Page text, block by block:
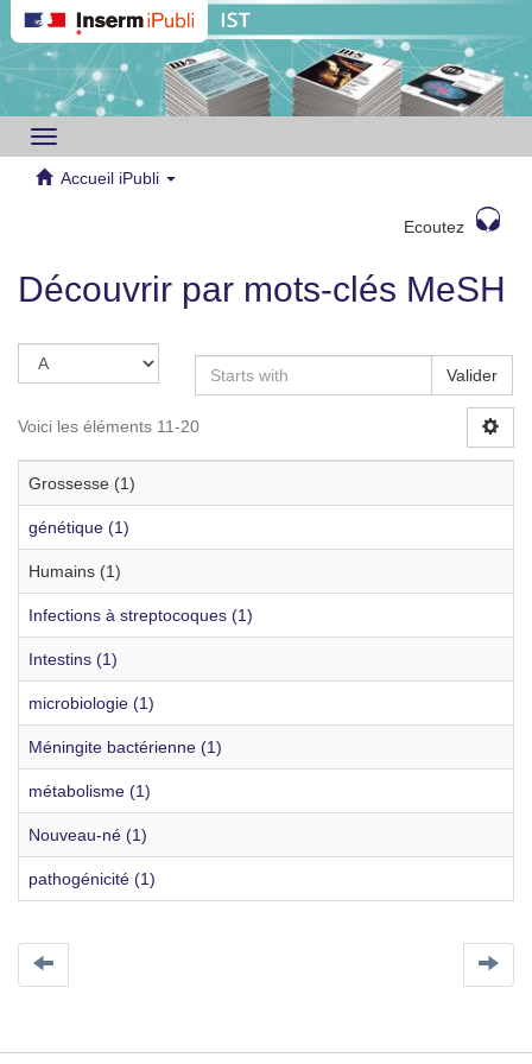
Toggle
navigation
Accueil iPubli
Ecoutez
Découvrir par mots-clés MeSH
Valider
Voici les éléments 11-20
Grossesse (1)
génétique (1)
Humains (1)
Infections à streptocoques (1)
Intestins (1)
microbiologie (1)
Méningite bactérienne (1)
métabolisme (1)
Nouveau-né (1)
pathogénicité (1)